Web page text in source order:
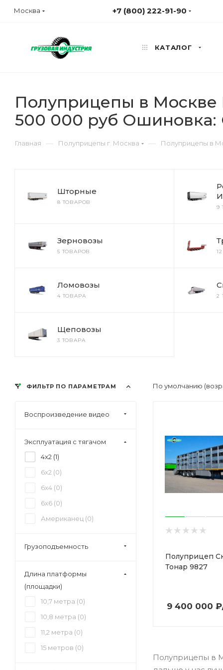
Москва +7 (800) 222-91-90
КАТАЛОГ
Полуприцепы в Москве
500 000 руб Ошиновка:
Главная — Полуприцепы г. Москва — Полуприцепы в
Шторные
8 ТОВАРОВ
9
Зерновозы
5 ТОВАРОВ
Ломовозы
4 ТОВАРА 2
Щеповозы
3 ТОВАРА
По умолчанию
Полуприцеп
Тонар 9827
9 400 000 ₽
Полуприцепы в
ФИЛЬТР ПО ПАРАМЕТРАМ
Воспроизведение видео
Эксплуатация с тягачом
4x2 (1)
6x2 (0)
6x4 (0)
6x6 (0)
Американец (0)
Грузоподъемность
Длина платформы
(площадки)
10,7 метра (0)
10,8 метра (0)
11,2 метра (0)
15 метров (0)